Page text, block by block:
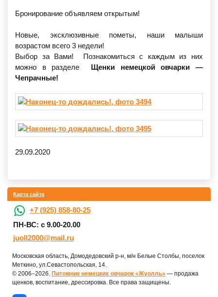
Бронирование объявляем открытым!
Новые, эксклюзивные пометы, наши малыши
возрастом всего 3 недели!
Выбор за Вами! Познакомиться с каждым из них
можно в разделе
Щенки немецкой овчарки —
Чепрачные!
29.09.2020
Карта сайта
+7 (925) 858-80-25
ПН-ВС: с 9.00-20.00
juoll2000@mail.ru
Московская область, Домодедовский р-н, м/н Белые Столбы, поселок
Меткино, ул.Севастопольская, 14.
© 2006–2026. Питомник немецких овчарок «Жуолль» — продажа
щенков, воспитание, дрессировка. Все права защищены.